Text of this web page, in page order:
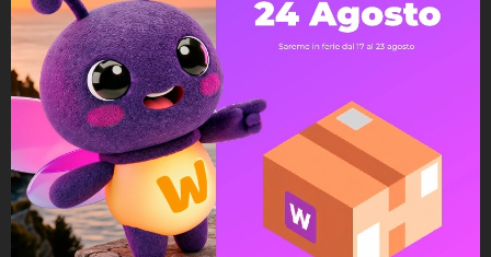
Ampia scelta di pagamenti
Possibilità di reso e rimborso